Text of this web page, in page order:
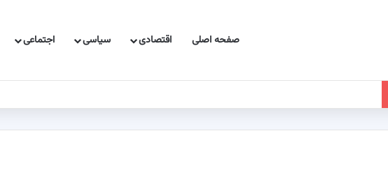
صفحه اصلی اقتصادی سیاسی اجتماعی